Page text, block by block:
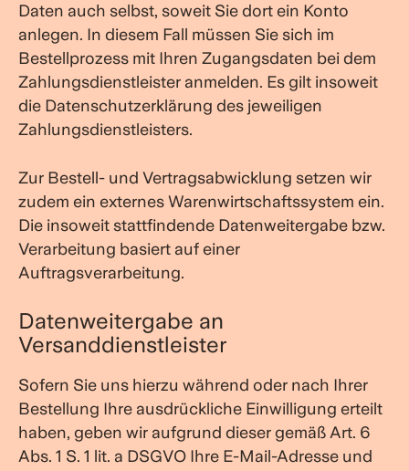
Daten auch selbst, soweit Sie dort ein Konto
anlegen. In diesem Fall müssen Sie sich im
Bestellprozess mit Ihren Zugangsdaten bei dem
Zahlungsdienstleister anmelden. Es gilt insoweit
die Datenschutzerklärung des jeweiligen
Zahlungsdienstleisters.
Zur Bestell- und Vertragsabwicklung setzen wir
zudem ein externes Warenwirtschaftssystem ein.
Die insoweit stattfindende Datenweitergabe bzw.
Verarbeitung basiert auf einer
Auftragsverarbeitung.
Datenweitergabe an
Versanddienstleister
Sofern Sie uns hierzu während oder nach Ihrer
Bestellung Ihre ausdrückliche Einwilligung erteilt
haben, geben wir aufgrund dieser gemäß Art. 6
Abs. 1 S. 1 lit. a DSGVO Ihre E-Mail-Adresse und